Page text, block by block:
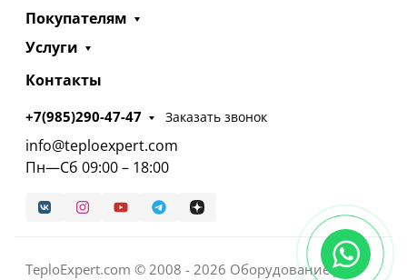
Покупателям
Услуги
Контакты
+7(985)290-47-47 Заказать звонок
info@teploexpert.com
Пн—Сб 09:00 – 18:00
TeploExpert.com © 2008 - 2026 Оборудование для